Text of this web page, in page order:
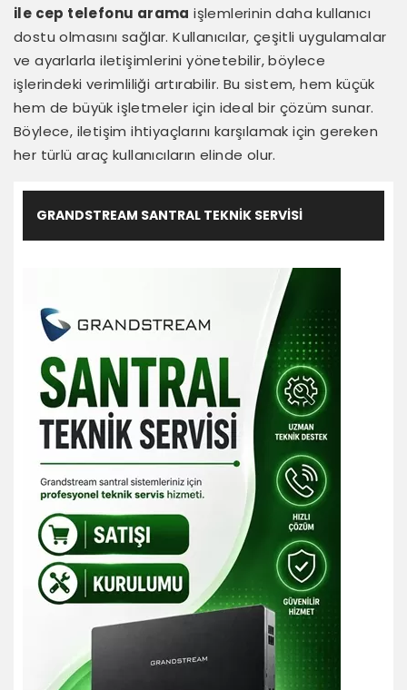
ile cep telefonu arama işlemlerinin daha kullanıcı
dostu olmasını sağlar. Kullanıcılar, çeşitli uygulamalar
ve ayarlarla iletişimlerini yönetebilir, böylece
işlerindeki verimliliği artırabilir. Bu sistem, hem küçük
hem de büyük işletmeler için ideal bir çözüm sunar.
Böylece, iletişim ihtiyaçlarını karşılamak için gereken
her türlü araç kullanıcıların elinde olur.
GRANDSTREAM SANTRAL TEKNIK SERVISI